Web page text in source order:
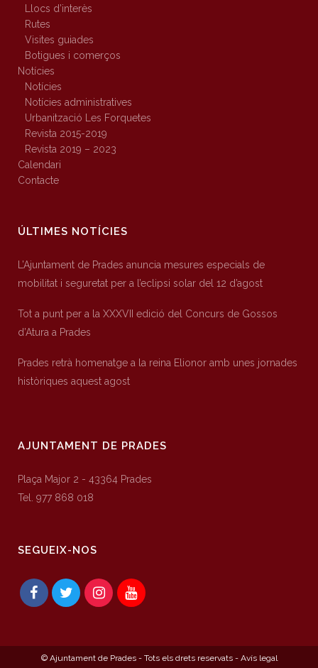
Llocs d’interès
Rutes
Visites guiades
Botigues i comerços
Notícies
Notícies
Notícies administratives
Urbanització Les Forquetes
Revista 2015-2019
Revista 2019 – 2023
Calendari
Contacte
ÚLTIMES NOTÍCIES
L’Ajuntament de Prades anuncia mesures especials de
mobilitat i seguretat per a l’eclipsi solar del 12 d’agost
Tot a punt per a la XXXVII edició del Concurs de Gossos
d’Atura a Prades
Prades retrà homenatge a la reina Elionor amb unes jornades
històriques aquest agost
AJUNTAMENT DE PRADES
Plaça Major 2 - 43364 Prades
Tel. 977 868 018
SEGUEIX-NOS
© Ajuntament de Prades - Tots els drets reservats - Avís legal